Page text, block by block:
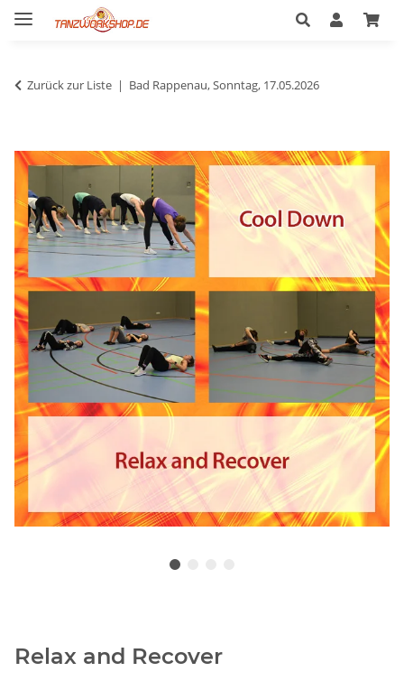
Zurück zur Liste Bad Rappenau, Sonntag, 17.05.2026
Relax and Recover